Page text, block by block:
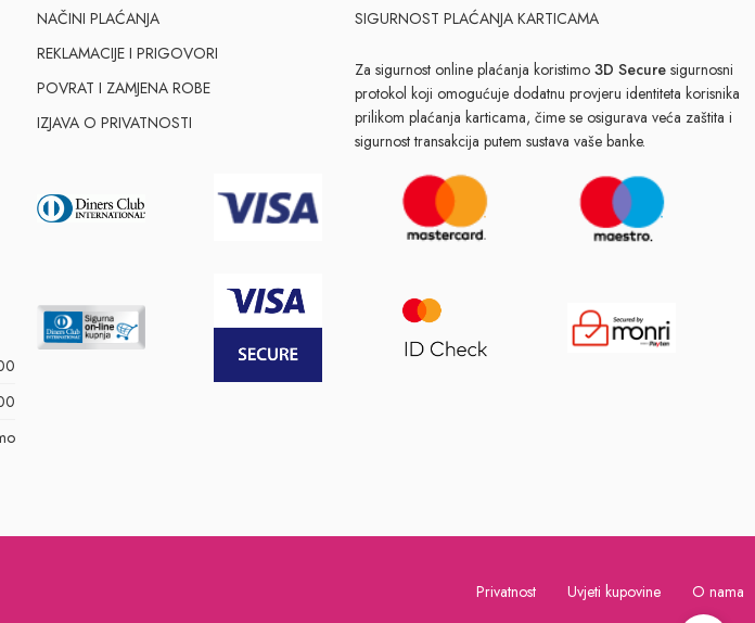
NAČINI PLAĆANJA
REKLAMACIJE I PRIGOVORI
POVRAT I ZAMJENA ROBE
IZJAVA O PRIVATNOSTI
SIGURNOST PLAĆANJA KARTICAMA
Za sigurnost online plaćanja koristimo 3D Securesigurnosni
protokol koji omogućuje dodatnu provjeru identiteta korisnika
prilikom plaćanja karticama, čime se osigurava veća zaštita i
sigurnost transakcija putem sustava vaše banke.
Privatnost Uvjeti kupovine O nama